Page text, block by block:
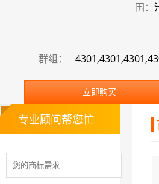
围：
群组：
立即购买
专业顾问帮您忙